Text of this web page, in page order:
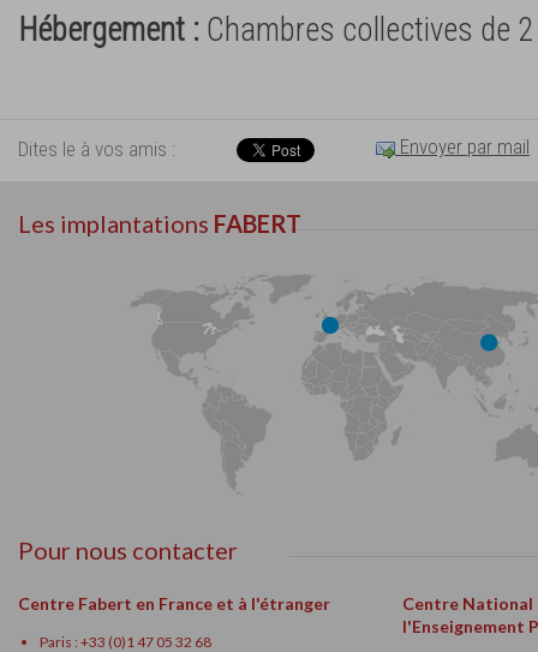
Hébergement : Chambres collectives de
Dites le à vos amis : Envoyer par mail
Les implantations FABERT
Pour nous contacter
Centre Fabert en France et à l'étranger
Paris : +33 (0)1 47 05 32 68
Centre National
l'Enseignement